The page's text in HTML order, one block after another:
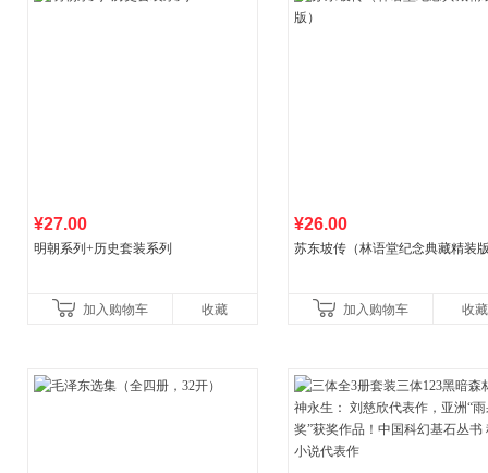
¥27.00
明朝系列+历史套装系列
加入购物车 收藏
¥26.00
苏东坡传（林语堂纪念典藏精装
加入购物车 收藏